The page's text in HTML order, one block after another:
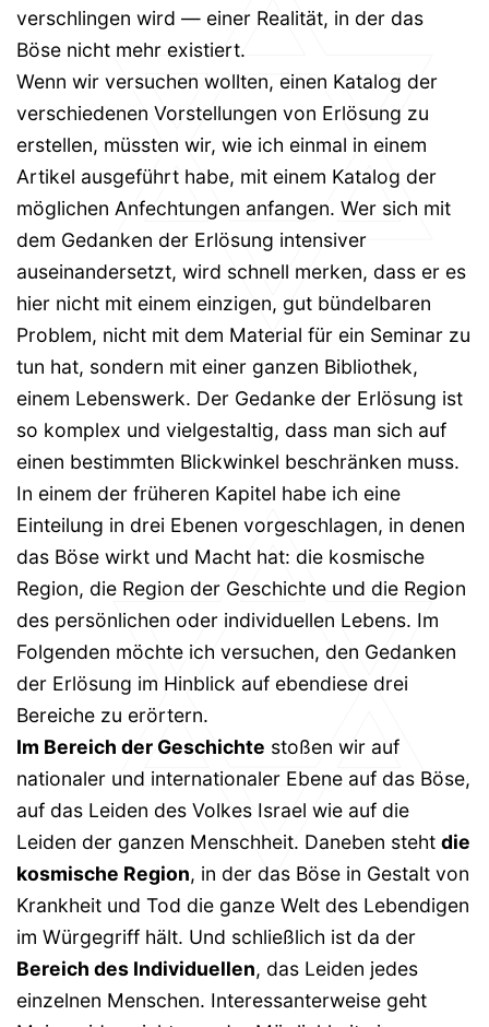
verschlingen wird — einer Realität, in der das
Böse nicht mehr existiert.
Wenn wir versuchen wollten, einen Katalog der
verschiedenen Vorstellungen von Erlösung zu
erstellen, müssten wir, wie ich einmal in einem
Artikel ausgeführt habe, mit einem Katalog der
möglichen Anfechtungen anfangen. Wer sich mit
dem Gedanken der Erlösung intensiver
auseinandersetzt, wird schnell merken, dass er es
hier nicht mit einem einzigen, gut bündelbaren
Problem, nicht mit dem Material für ein Seminar zu
tun hat, sondern mit einer ganzen Bibliothek,
einem Lebenswerk. Der Gedanke der Erlösung ist
so komplex und vielgestaltig, dass man sich auf
einen bestimmten Blickwinkel beschränken muss.
In einem der früheren Kapitel habe ich eine
Einteilung in drei Ebenen vorgeschlagen, in denen
das Böse wirkt und Macht hat: die kosmische
Region, die Region der Geschichte und die Region
des persönlichen oder individuellen Lebens. Im
Folgenden möchte ich versuchen, den Gedanken
der Erlösung im Hinblick auf ebendiese drei
Bereiche zu erörtern.
Im Bereich der Geschichte stoßen wir auf
nationaler und internationaler Ebene auf das Böse,
auf das Leiden des Volkes Israel wie auf die
Leiden der ganzen Menschheit. Daneben steht die
kosmische Region, in der das Böse in Gestalt von
Krankheit und Tod die ganze Welt des Lebendigen
im Würgegriff hält. Und schließlich ist da der
Bereich des Individuellen, das Leiden jedes
einzelnen Menschen. Interessanterweise geht